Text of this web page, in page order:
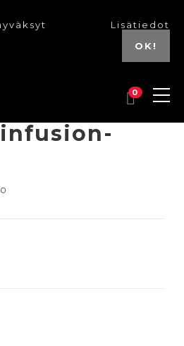
Lisätiedot
OK!
0